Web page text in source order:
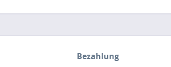
Bezahlung